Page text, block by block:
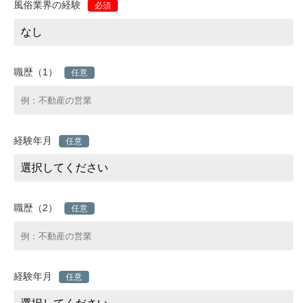
風俗業界の経験 必須
職歴（1） 任意
経験年月 任意
職歴（2） 任意
経験年月 任意